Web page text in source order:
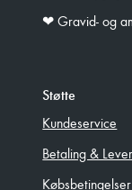
❤︎ Gravid- og
Støtte
Kundeservice
Betaling &
Købsbetingelser